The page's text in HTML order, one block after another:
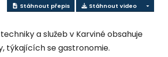
Stáhnout přepis Stáhnout video
a služeb v Karviné obsahuje
týkajících se gastronomie.